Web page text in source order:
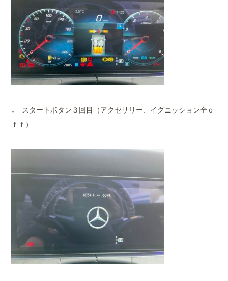
↓ スタートボタン３回目（アクセサリー、イグニッション全ｏ
ｆｆ）